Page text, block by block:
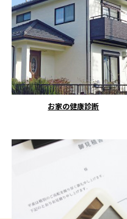
お家の健康診断